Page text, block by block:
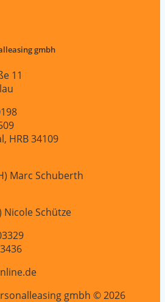
gmbh
11
HRB 34109
Marc Schuberth
Schütze
gmbh © 2026